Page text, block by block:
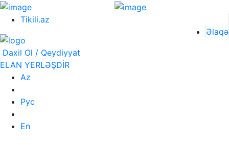
Tikili.az
Əlaqə
Daxil Ol / Qeydiyyat
ELAN YERLƏŞDİR
Az
Рус
En